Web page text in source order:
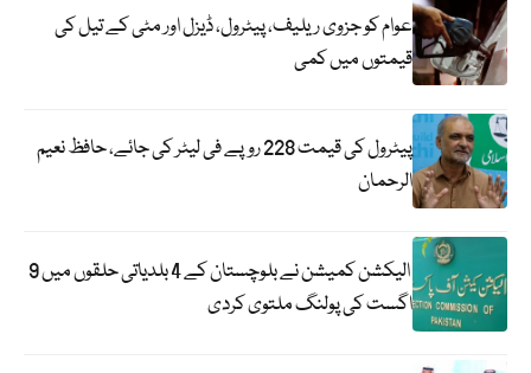
عوام کو جزوی ریلیف، پیٹرول، ڈیزل اور مٹی کے تیل کی
قیمتوں میں کمی
پیٹرول کی قیمت 228 روپے فی لیٹر کی جائے، حافظ نعیم
الرحمان
الیکشن کمیشن نے بلوچستان کے 4 بلدیاتی حلقوں میں 9
اگست کی پولنگ ملتوی کردی